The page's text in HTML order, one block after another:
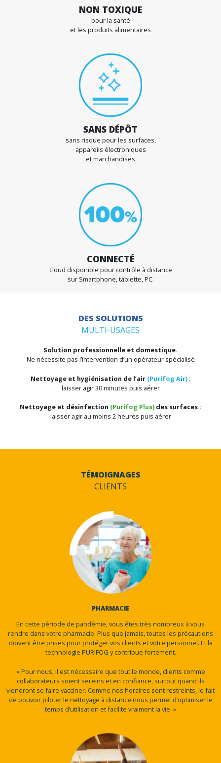
Se réparti uniformément,
même dans les recoins les plus
présents dans l’air et facilite leur évacuation
Nettoie toutes les surfaces,
mêmes les plus difficiles d’accès (murs et plafonds,
portes, dessous de meubles,
EFFICACE
élimine 99 % des bactéries
NON TOXIQUE
pour la santé
SANS DÉPÔT
sans risque pour les surfaces,
appareils électroniques
et marchandises
CONNECTÉ
cloud disponible pour contrôle à distance
sur Smartphone, tablette, PC.